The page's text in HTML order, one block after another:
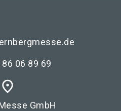
06 89 69
place
GmbH